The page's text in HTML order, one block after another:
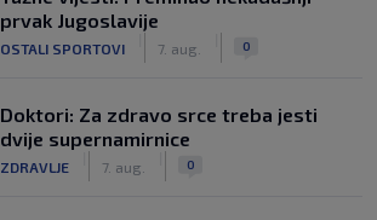
prvak Jugoslavije
OSTALI SPORTOVI 7. aug. 0
Doktori: Za zdravo srce treba jesti
dvije supernamirnice
ZDRAVLJE 7. aug. 0